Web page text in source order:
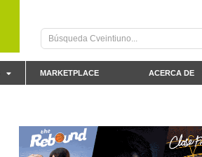
ACERCA DE
MARKETPLACE